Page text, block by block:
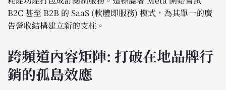
B2C 甚至 B2B 的 SaaS (軟體即服務) 模式，為其單一的廣
告營收結構建立新的支柱。
跨頻道內容矩陣: 打破在地品牌行
銷的孤島效應